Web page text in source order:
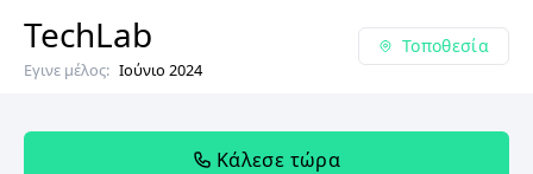
TechLab
Εγινε μέλος: Ιούνιο 2024
Τοποθεσία
Κάλεσε τώρα